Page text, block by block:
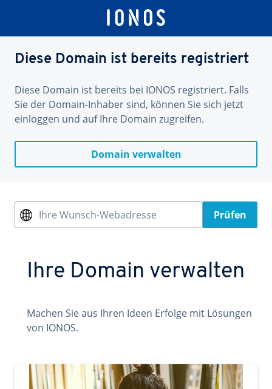
Diese Domain ist bereits registriert
Diese Domain ist bereits bei IONOS registriert. Falls
Sie der Domain-Inhaber sind, können Sie sich jetzt
einloggen und auf Ihre Domain zugreifen.
Domain verwalten
Ihre Wunsch-Webadresse Prüfen
Ihre Domain verwalten
Machen Sie aus Ihren Ideen Erfolge mit Lösungen
von IONOS.